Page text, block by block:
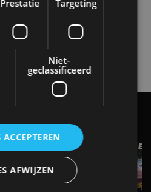
Hyundai Ioniq 6 rijdt tot 680
en wordt goedkoper
Prestatie Targeting
Niet-
geclassificeerd
ACCEPTEREN
AFWIJZEN